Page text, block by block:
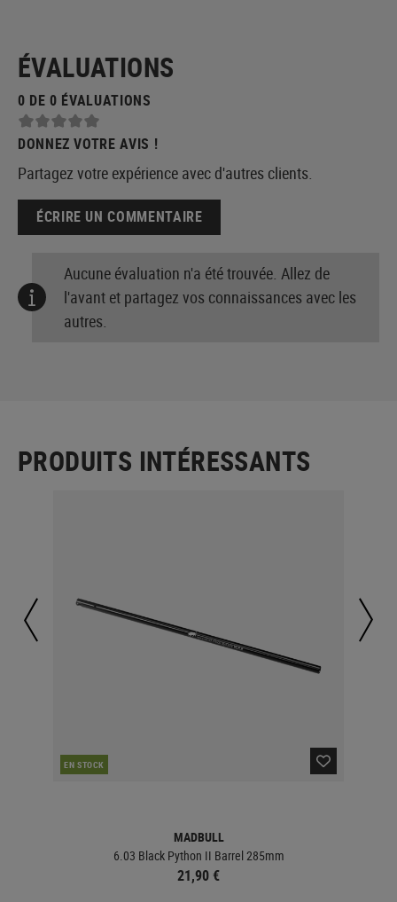
ÉVALUATIONS
0 DE 0 ÉVALUATIONS
DONNEZ VOTRE AVIS !
Partagez votre expérience avec d'autres clients.
ÉCRIRE UN COMMENTAIRE
Aucune évaluation n'a été trouvée. Allez de
l'avant et partagez vos connaissances avec les
autres.
PRODUITS INTÉRESSANTS
EN STOCK
MADBULL
6.03 Black Python II Barrel 285mm
21,90 €